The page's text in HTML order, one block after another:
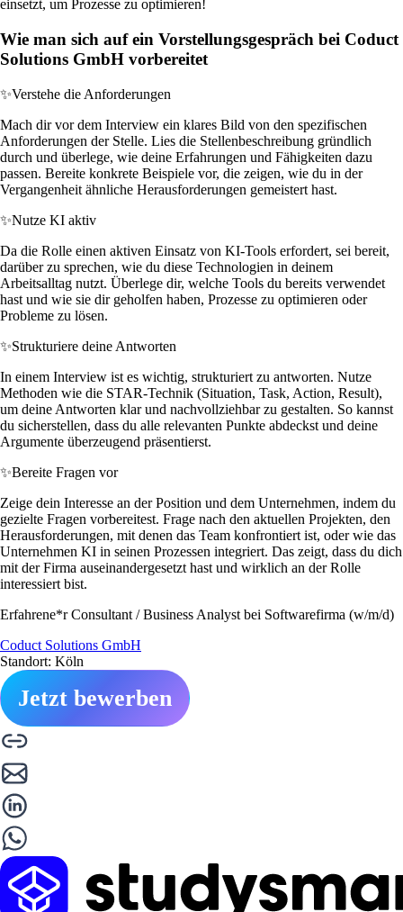
einsetzt, um Prozesse zu optimieren!
Wie man sich auf ein Vorstellungsgespräch bei Coduct
Solutions GmbH vorbereitet
✨Verstehe die Anforderungen
Mach dir vor dem Interview ein klares Bild von den spezifischen
Anforderungen der Stelle. Lies die Stellenbeschreibung gründlich
durch und überlege, wie deine Erfahrungen und Fähigkeiten dazu
passen. Bereite konkrete Beispiele vor, die zeigen, wie du in der
Vergangenheit ähnliche Herausforderungen gemeistert hast.
✨Nutze KI aktiv
Da die Rolle einen aktiven Einsatz von KI-Tools erfordert, sei bereit,
darüber zu sprechen, wie du diese Technologien in deinem
Arbeitsalltag nutzt. Überlege dir, welche Tools du bereits verwendet
hast und wie sie dir geholfen haben, Prozesse zu optimieren oder
Probleme zu lösen.
✨Strukturiere deine Antworten
In einem Interview ist es wichtig, strukturiert zu antworten. Nutze
Methoden wie die STAR-Technik (Situation, Task, Action, Result),
um deine Antworten klar und nachvollziehbar zu gestalten. So kannst
du sicherstellen, dass du alle relevanten Punkte abdeckst und deine
Argumente überzeugend präsentierst.
✨Bereite Fragen vor
Zeige dein Interesse an der Position und dem Unternehmen, indem du
gezielte Fragen vorbereitest. Frage nach den aktuellen Projekten, den
Herausforderungen, mit denen das Team konfrontiert ist, oder wie das
Unternehmen KI in seinen Prozessen integriert. Das zeigt, dass du dich
mit der Firma auseinandergesetzt hast und wirklich an der Rolle
interessiert bist.
Erfahrene*r Consultant / Business Analyst bei Softwarefirma (w/m/d)
Coduct Solutions GmbH
Standort: Köln
Jetzt bewerben